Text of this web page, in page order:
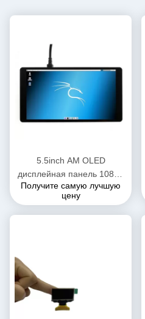
5.5inch AM OLED
дисплейная панель 1080 *
1920 FHD Монитор OEM
ODM
Получите самую лучшую
цену